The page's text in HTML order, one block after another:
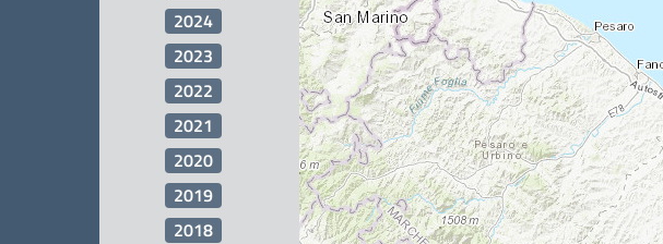
2024
2023
2022
2021
2020
2019
2018